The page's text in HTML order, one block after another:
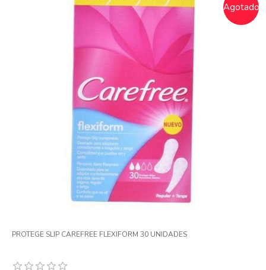
Agotado
PROTEGE SLIP CAREFREE FLEXIFORM 30 UNIDADES